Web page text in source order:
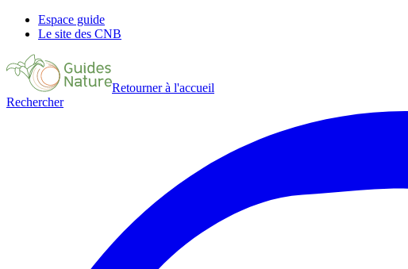
Espace guide
Le site des CNB
Retourner à l'accueil
Rechercher